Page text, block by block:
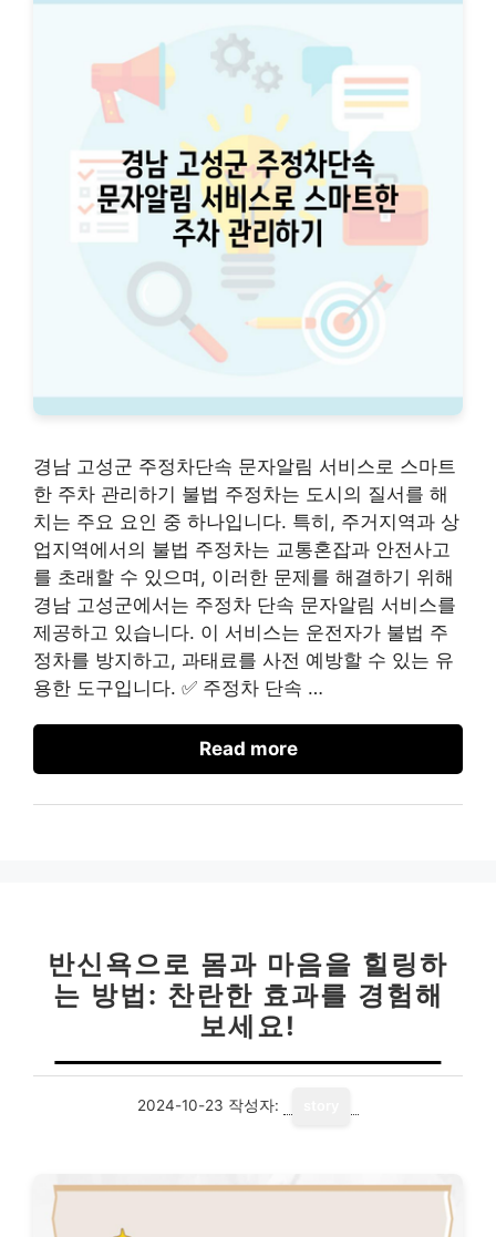
경남 고성군 주정차단속 문자알림 서비스로 스마트
한 주차 관리하기 불법 주정차는 도시의 질서를 해
치는 주요 요인 중 하나입니다. 특히, 주거지역과 상
업지역에서의 불법 주정차는 교통혼잡과 안전사고
를 초래할 수 있으며, 이러한 문제를 해결하기 위해
경남 고성군에서는 주정차 단속 문자알림 서비스를
제공하고 있습니다. 이 서비스는 운전자가 불법 주
정차를 방지하고, 과태료를 사전 예방할 수 있는 유
용한 도구입니다. ✅ 주정차 단속 …
Read more
반신욕으로 몸과 마음을 힐링하
는 방법: 찬란한 효과를 경험해
보세요!
2024-10-23 작성자: